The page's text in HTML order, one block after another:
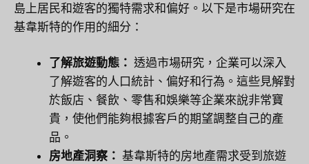
島上居民和遊客的獨特需求和偏好。以下是市場研究在
基韋斯特的作用的細分：
了解旅遊動態： 透過市場研究，企業可以深入
了解遊客的人口統計、偏好和行為。這些見解對
於飯店、餐飲、零售和娛樂等企業來說非常寶
貴，使他們能夠根據客戶的期望調整自己的產
品。
房地產洞察： 基韋斯特的房地產需求受到旅遊